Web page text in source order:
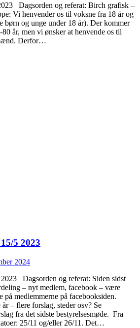
Dagsorden og referat: Birch grafisk –
Vi henvender os til voksne fra 18 år og
børn og unge under 18 år). Der kommer
år, men vi ønsker at henvende os til
Derfor…
5 2023
2024
Dagsorden og referat: Siden sidst
– nyt medlem, facebook – være
på medlemmerne på facebooksiden.
– flere forslag, steder osv? Se
fra det sidste bestyrelsesmøde. Fra
25/11 og/eller 26/11. Det…